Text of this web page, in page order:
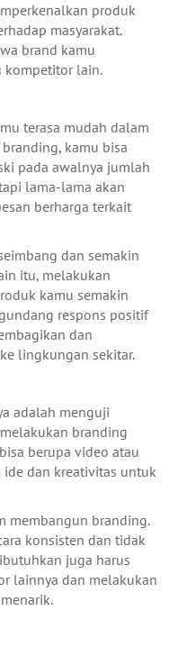
produk
masyarakat.
brand kamu
kompetitor lain.
terasa mudah dalam
kamu bisa
pada awalnya jumlah
lama-lama akan
berharga terkait
dan semakin
itu, melakukan
kamu semakin
respons positif
dan
lingkungan sekitar.
adalah menguji
branding
berupa video atau
ide dan kreativitas untuk
membangun branding.
konsisten dan tidak
juga harus
lainnya dan melakukan